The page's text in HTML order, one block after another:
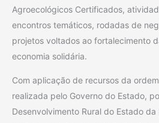
Agroecológicos Certificados,
encontros temáticos, rodadas de
projetos voltados ao fortalecimento
economia solidária.
Com aplicação de recursos da
realizada pelo Governo do Estado,
Desenvolvimento Rural do Estado